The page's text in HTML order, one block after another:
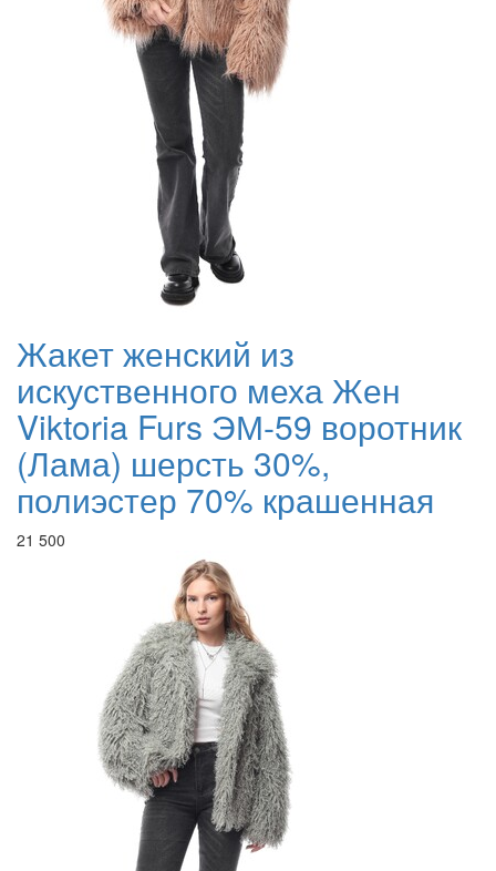
Жакет женский из
искуственного меха Жен
Viktoria Furs ЭМ-59 воротник
(Лама) шерсть 30%,
полиэстер 70% крашенная
21 500